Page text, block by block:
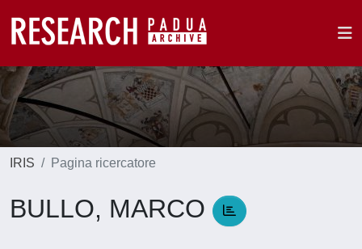
IRIS Pagina ricercatore
BULLO, MARCO